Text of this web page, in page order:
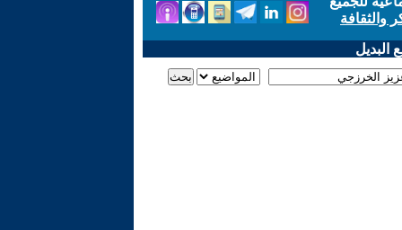
والثقافة
البديل